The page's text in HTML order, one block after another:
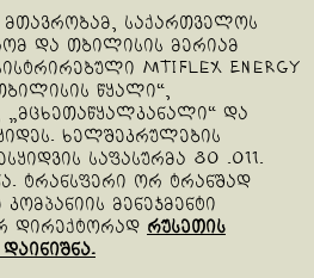
საქართველოს
და თბილისის მერიამ
Mtiflex Energy
წყალი“,
„მცხეთაწყალკანალი“ და
ხელშეკრულების
საფასურმა 80 .011.
ტრანსფერი ორ ტრანშად
მენეჯმენტი
დირექტორად რუსეთის